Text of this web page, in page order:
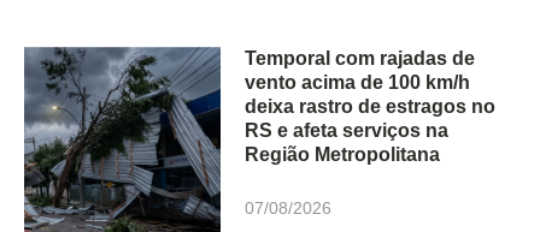
Temporal com rajadas de
vento acima de 100 km/h
deixa rastro de estragos no
RS e afeta serviços na
Região Metropolitana
07/08/2026